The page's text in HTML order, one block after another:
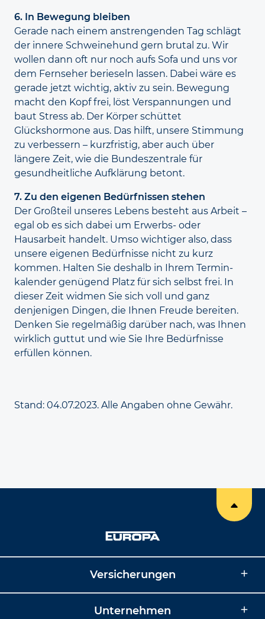
6. In Bewegung bleiben
Gerade nach einem anstrengenden Tag schlägt
der innere Schweine­hund gern brutal zu. Wir
wollen dann oft nur noch aufs Sofa und uns vor
dem Fernseher berieseln lassen. Dabei wäre es
gerade jetzt wichtig, aktiv zu sein. Bewegung
macht den Kopf frei, löst Verspannungen und
baut Stress ab. Der Körper schüttet
Glückshormone aus. Das hilft, unsere Stimmung
zu verbessern – kurzfristig, aber auch über
längere Zeit, wie die Bundeszentrale für
gesundheitliche Aufklärung betont.
7. Zu den eigenen Bedürfnissen stehen
Der Großteil unseres Lebens besteht aus Arbeit –
egal ob es sich dabei um Erwerbs- oder
Hausarbeit handelt. Umso wichtiger also, dass
unsere eigenen Bedürfnisse nicht zu kurz
kommen. Halten Sie deshalb in Ihrem Termin­
kalender genügend Platz für sich selbst frei. In
dieser Zeit widmen Sie sich voll und ganz
denjenigen Dingen, die Ihnen Freude bereiten.
Denken Sie regelmäßig darüber nach, was Ihnen
wirklich guttut und wie Sie Ihre Bedürfnisse
erfüllen können.
Stand: 04.07.2023. Alle Angaben ohne Gewähr.
Versicherungen
Unternehmen